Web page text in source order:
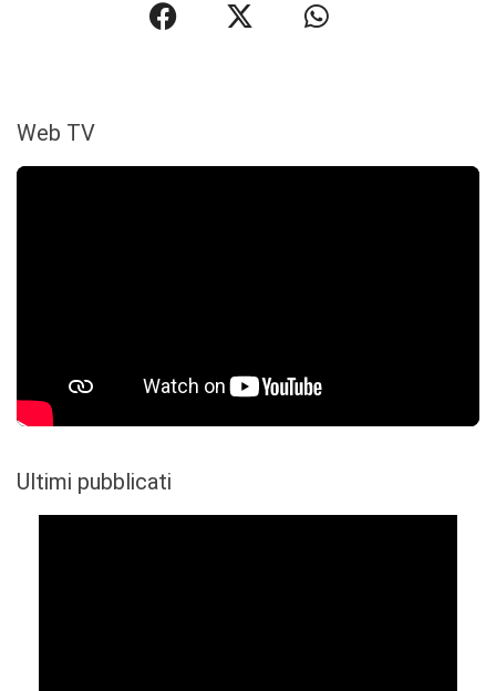
Web TV
Ultimi pubblicati